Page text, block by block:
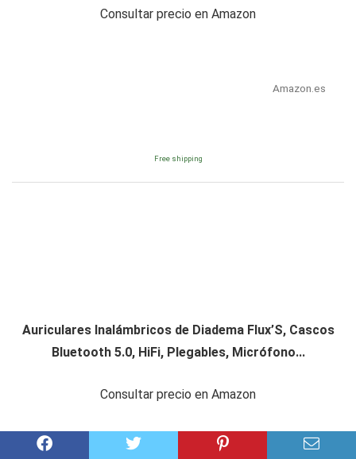
Consultar precio en Amazon
Amazon.es
Free shipping
Auriculares Inalámbricos de Diadema Flux’S, Cascos
Bluetooth 5.0, HiFi, Plegables, Micrófono...
Consultar precio en Amazon